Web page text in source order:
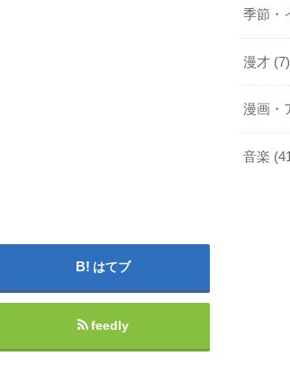
はてブ
feedly
季節・
漫才 (7)
漫画・
音楽